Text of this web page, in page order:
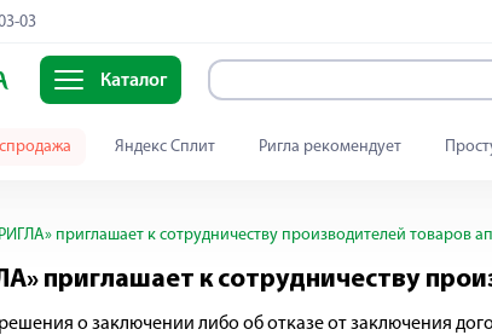
03
Каталог
Яндекс Сплит Ригла рекомендует
приглашает к сотрудничеству производителей товаров
приглашает к сотрудничеству
о заключении либо об отказе от заключения